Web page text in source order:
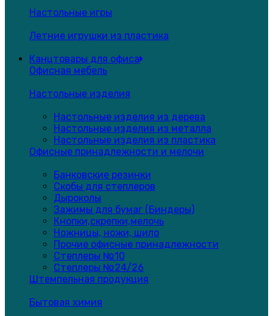
Настольные игры
Летние игрушки из пластика
Канцтовары для офиса
Офисная мебель
Настольные изделия
Настольные изделия из дерева
Настольные изделия из металла
Настольные изделия из пластика
Офисные принадлежности и мелочи
Банковские резинки
Скобы для степлеров
Дыроколы
Зажимы для бумаг (Биндеры)
Кнопки,скрепки,мелочь
Ножницы, ножи, шило
Прочие офисные принадлежности
Степлеры №10
Степлеры №24/26
Штемпельная продукция
Бытовая химия